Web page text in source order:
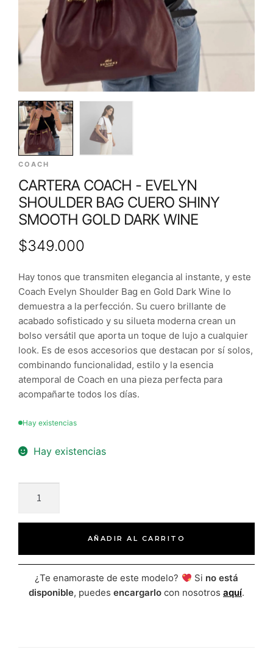
COACH
CARTERA COACH - EVELYN
SHOULDER BAG CUERO SHINY
SMOOTH GOLD DARK WINE
$349.000
Hay tonos que transmiten elegancia al instante, y este
Coach Evelyn Shoulder Bag en Gold Dark Wine lo
demuestra a la perfección. Su cuero brillante de
acabado sofisticado y su silueta moderna crean un
bolso versátil que aporta un toque de lujo a cualquier
look. Es de esos accesorios que destacan por sí solos,
combinando funcionalidad, estilo y la esencia
atemporal de Coach en una pieza perfecta para
acompañarte todos los días.
Hay existencias
Hay existencias
AÑADIR AL CARRITO
¿Te enamoraste de este modelo? Si no está
disponible, puedes encargarlo con nosotros aquí.